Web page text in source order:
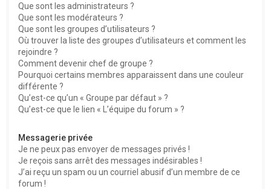
Que sont les administrateurs ?
Que sont les modérateurs ?
Que sont les groupes d’utilisateurs ?
Où trouver la liste des groupes d’utilisateurs et comment les
rejoindre ?
Comment devenir chef de groupe ?
Pourquoi certains membres apparaissent dans une couleur
différente ?
Qu’est-ce qu’un « Groupe par défaut » ?
Qu’est-ce que le lien « L’équipe du forum » ?
Messagerie privée
Je ne peux pas envoyer de messages privés !
Je reçois sans arrêt des messages indésirables !
J’ai reçu un spam ou un courriel abusif d’un membre de ce
forum !